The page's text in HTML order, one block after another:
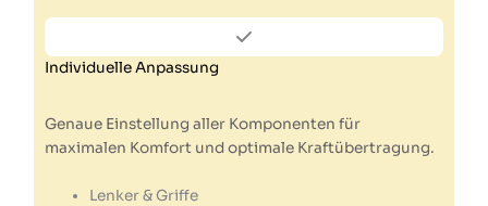
Individuelle Anpassung
Genaue Einstellung aller Komponenten für
maximalen Komfort und optimale Kraftübertragung.
Lenker & Griffe